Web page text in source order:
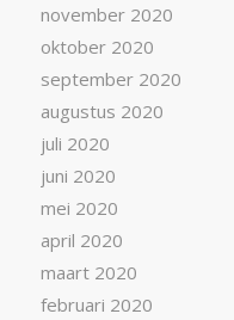
november 2020
oktober 2020
september 2020
augustus 2020
juli 2020
juni 2020
mei 2020
april 2020
maart 2020
februari 2020